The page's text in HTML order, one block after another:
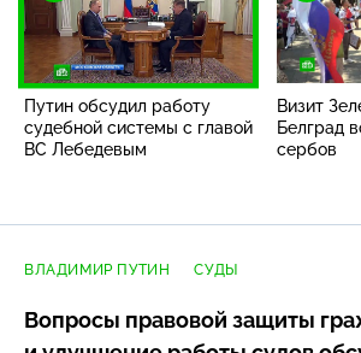
Путин обсудил работу
судебной системы с главой
ВС Лебедевым
Визит
Белград
сербов
ВЛАДИМИР ПУТИН СУДЫ
Вопросы правовой защиты